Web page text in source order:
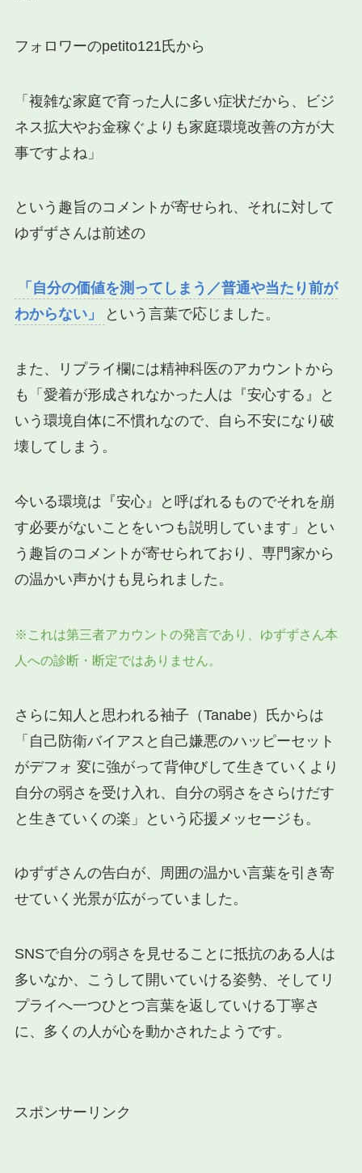
フォロワーのpetito121氏から
「複雑な家庭で育った人に多い症状だから、ビジ
ネス拡大やお金稼ぐよりも家庭環境改善の方が大
事ですよね」
という趣旨のコメントが寄せられ、それに対して
ゆずずさんは前述の
「自分の価値を測ってしまう／普通や当たり前が
わからない」
という言葉で応じました。
また、リプライ欄には精神科医のアカウントから
も「愛着が形成されなかった人は『安心する』と
いう環境自体に不慣れなので、自ら不安になり破
壊してしまう。
今いる環境は『安心』と呼ばれるものでそれを崩
す必要がないことをいつも説明しています」とい
う趣旨のコメントが寄せられており、専門家から
の温かい声かけも見られました。
※これは第三者アカウントの発言であり、ゆずずさん本
人への診断・断定ではありません。
さらに知人と思われる袖子（Tanabe）氏からは
「自己防衛バイアスと自己嫌悪のハッピーセット
がデフォ 変に強がって背伸びして生きていくより
自分の弱さを受け入れ、自分の弱さをさらけだす
と生きていくの楽」という応援メッセージも。
ゆずずさんの告白が、周囲の温かい言葉を引き寄
せていく光景が広がっていました。
SNSで自分の弱さを見せることに抵抗のある人は
多いなか、こうして開いていける姿勢、そしてリ
プライへ一つひとつ言葉を返していける丁寧さ
に、多くの人が心を動かされたようです。
スポンサーリンク